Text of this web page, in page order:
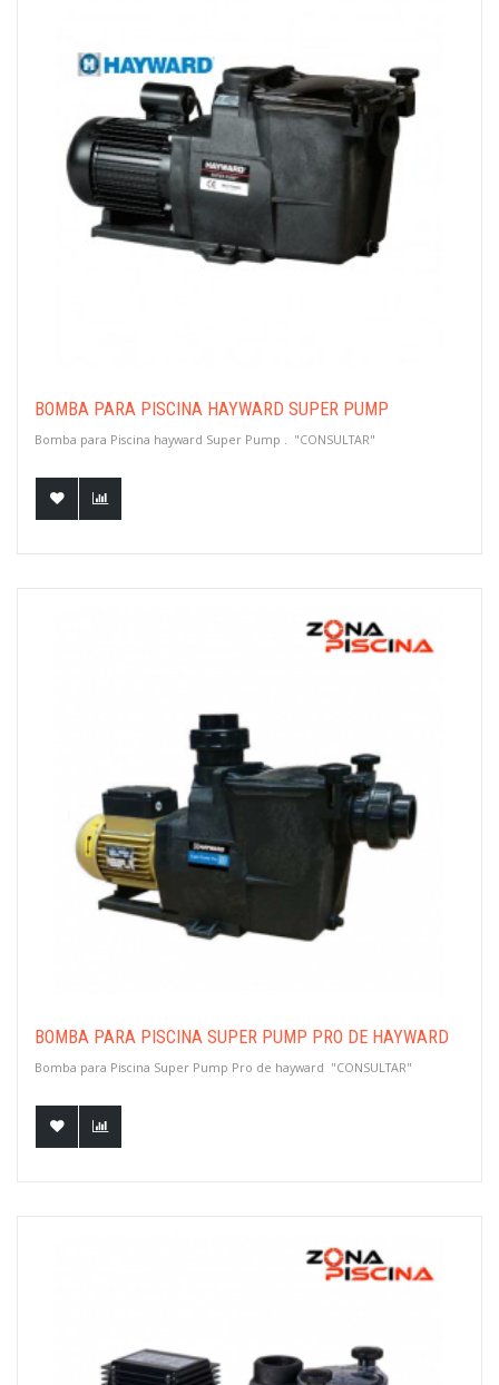
BOMBA PARA PISCINA HAYWARD SUPER PUMP
Bomba para Piscina hayward Super Pump . "CONSULTAR"
BOMBA PARA PISCINA SUPER PUMP PRO DE HAYWARD
Bomba para Piscina Super Pump Pro de hayward "CONSULTAR"